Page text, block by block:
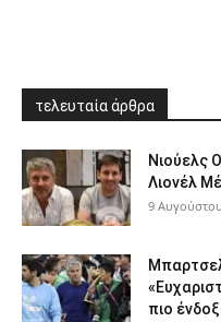
τελευταία άρθρα
Νιούελς
Λιονέλ
9
πιο